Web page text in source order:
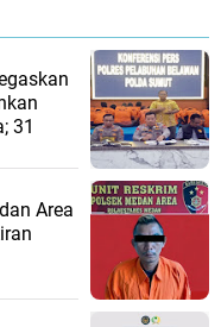
31
Area